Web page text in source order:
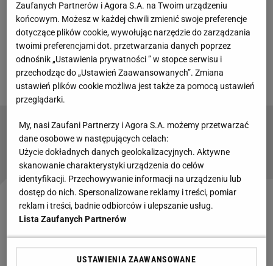
przed polem karnym, strzeliła z 14 metrów i błąd
popełniła bramkarka Kinga Szemik, która wbiła
sobie piłkę do siatki przy krótkim słupku. - To jest
bardzo duży błąd polskiej bramkarki. Miała piłkę na
rękach - mówił słusznie komentator TVP Sport.
Boniek o Jakubasie: "Takich rzeczy nie można
mówić!"
Polki nie potrafiły się podnieść, zupełnie nie istniały
w ataku pozycyjnym, raziły prostymi stratami. W 20.
minucie było już 0:2. Po rzucie rożnym Katie McCabe
popisała się pięknym strzałem z 18 metrów z
Zaufanych Partnerów i Agora S.A. na Twoim urządzeniu
końcowym. Możesz w każdej chwili zmienić swoje preferencje
dotyczące plików cookie, wywołując narzędzie do zarządzania
twoimi preferencjami dot. przetwarzania danych poprzez
odnośnik „Ustawienia prywatności ” w stopce serwisu i
przechodząc do „Ustawień Zaawansowanych”. Zmiana
ustawień plików cookie możliwa jest także za pomocą ustawień
przeglądarki.
My, nasi Zaufani Partnerzy i Agora S.A. możemy przetwarzać
dane osobowe w następujących celach:
Użycie dokładnych danych geolokalizacyjnych. Aktywne
skanowanie charakterystyki urządzenia do celów
identyfikacji. Przechowywanie informacji na urządzeniu lub
dostęp do nich. Spersonalizowane reklamy i treści, pomiar
reklam i treści, badnie odbiorców i ulepszanie usług.
Lista Zaufanych Partnerów
USTAWIENIA ZAAWANSOWANE